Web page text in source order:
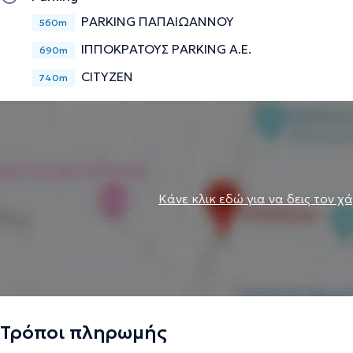
560m PARKING ΠΑΠΑΙΩΑΝΝΟΥ
690m ΙΠΠΟΚΡΑΤΟΥΣ PARKING Α.Ε.
740m CITYZEN
Κάνε κλικ εδώ για να δεις τον
Τρόποι πληρωμής